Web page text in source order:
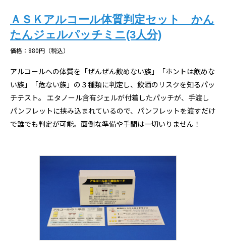
ＡＳＫアルコール体質判定セット かん
たんジェルパッチミニ(3人分)
価格：880円（税込）
アルコールへの体質を「ぜんぜん飲めない族」「ホントは飲めな
い族」「危ない族」の３種類に判定し、飲酒のリスクを知るパッ
チテスト。 エタノール含有ジェルが付着したパッチが、手渡し
パンフレットに挟み込まれているので、パンフレットを渡すだけ
で誰でも判定が可能。面倒な準備や手間は一切いりません！